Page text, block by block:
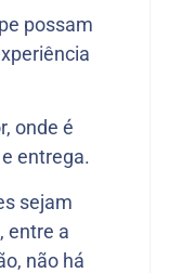
possam
onde é
entrega.
sejam
entre a
não há